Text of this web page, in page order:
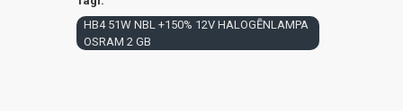
HB4 51W NBL +150% 12V HALOGĒNLAMPA
OSRAM 2 GB